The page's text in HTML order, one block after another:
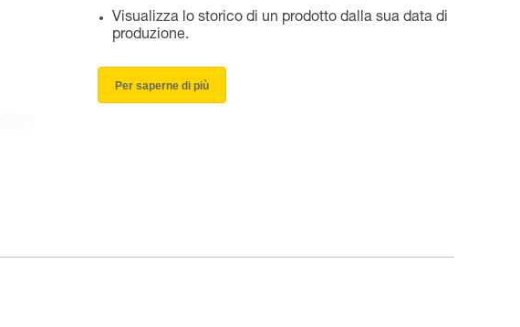
Visualizza lo storico di un prodotto dalla sua data di
produzione.
Per saperne di più